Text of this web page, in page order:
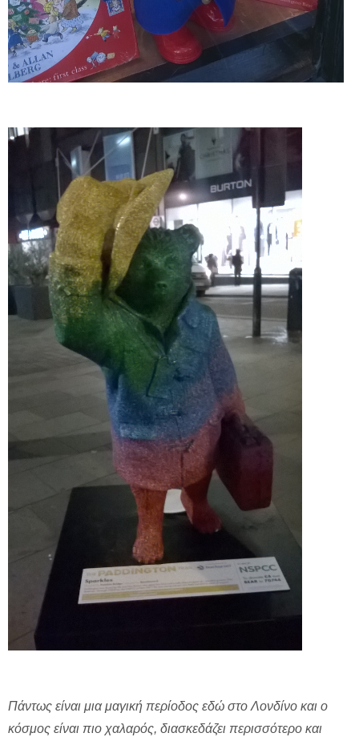
Πάντως είναι μια μαγική περίοδος εδώ στο Λονδίνο και ο
κόσμος είναι πιο χαλαρός, διασκεδάζει περισσότερο και